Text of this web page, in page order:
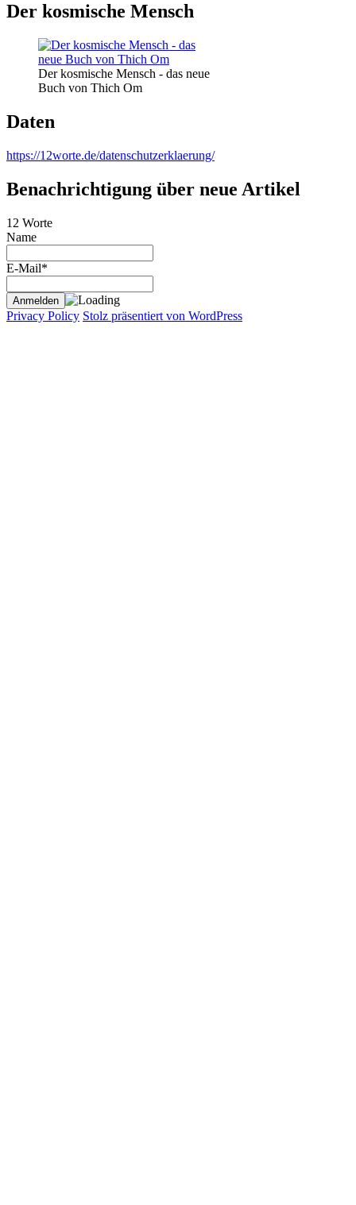
Der kosmische Mensch
Der kosmische Mensch - das neue
Buch von Thich Om
Daten
https://12worte.de/datenschutzerklaerung/
Benachrichtigung über neue Artikel
12 Worte
Name
E-Mail*
Privacy Policy Stolz präsentiert von WordPress